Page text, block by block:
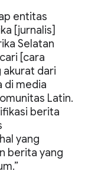
entitas
[jurnalis]
Selatan
[cara
akurat dari
di media
Latin.
berita
yang
berita yang